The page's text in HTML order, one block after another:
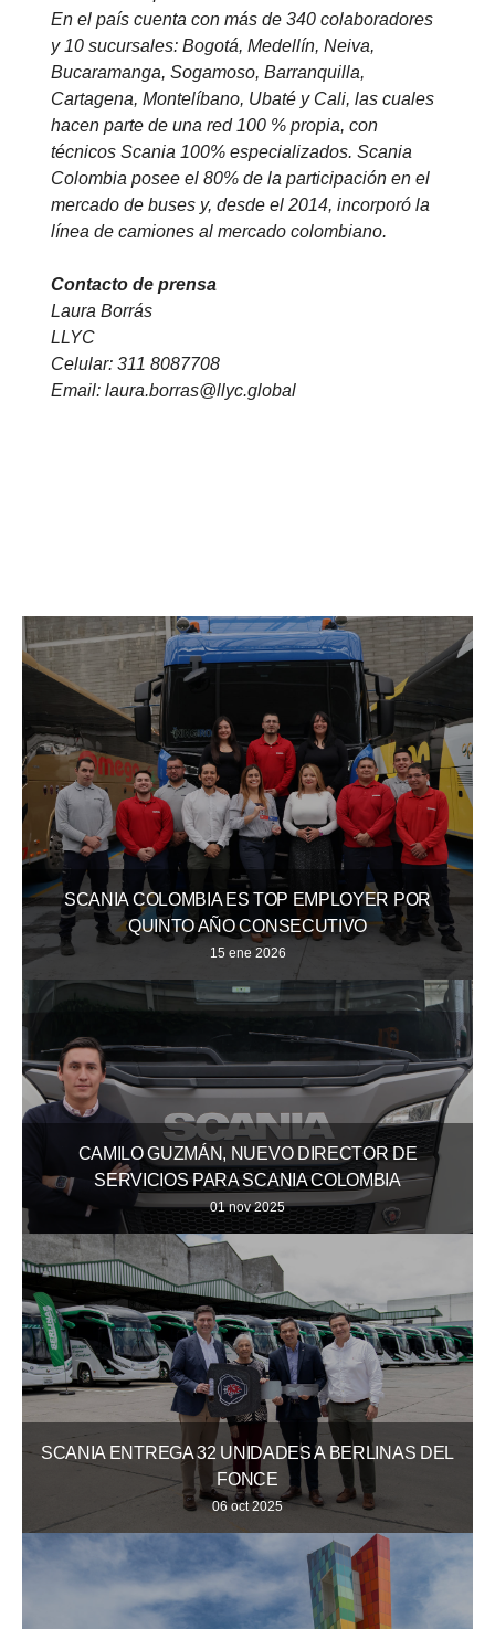
En el país cuenta con más de 340 colaboradores
y 10 sucursales: Bogotá, Medellín, Neiva,
Bucaramanga, Sogamoso, Barranquilla,
Cartagena, Montelíbano, Ubaté y Cali, las cuales
hacen parte de una red 100 % propia, con
técnicos Scania 100% especializados. Scania
Colombia posee el 80% de la participación en el
mercado de buses y, desde el 2014, incorporó la
línea de camiones al mercado colombiano.
Contacto de prensa
Laura Borrás
LLYC
Celular: 311 8087708
Email: laura.borras@llyc.global
SCANIA COLOMBIA ES TOP EMPLOYER POR
QUINTO AÑO CONSECUTIVO
15 ene 2026
CAMILO GUZMÁN, NUEVO DIRECTOR DE
SERVICIOS PARA SCANIA COLOMBIA
01 nov 2025
SCANIA ENTREGA 32 UNIDADES A BERLINAS DEL
FONCE
06 oct 2025